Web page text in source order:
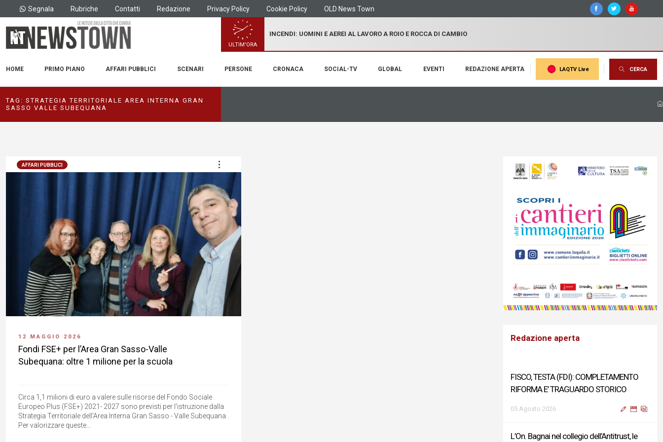
Segnala Rubriche Contatti Redazione Privacy Policy Cookie Policy OLD News Town
ULTIM'ORA
INCENDI: UOMINI E AEREI AL LAVORO A ROIO E ROCCA DI CAMBIO
HOME PRIMO PIANO AFFARI PUBBLICI SCENARI PERSONE CRONACA SOCIAL-TV GLOBAL EVENTI REDAZIONE APERTA LAQTV Live CERCA
TAG: STRATEGIA TERRITORIALE AREA INTERNA GRAN
SASSO VALLE SUBEQUANA
AFFARI PUBBLICI
12 MAGGIO 2026
Fondi FSE+ per l’Area Gran Sasso-Valle
Subequana: oltre 1 milione per la scuola
Circa 1,1 milioni di euro a valere sulle risorse del Fondo Sociale
Europeo Plus (FSE+) 2021- 2027 sono previsti per l'istruzione dalla
Strategia Territoriale dell'Area Interna Gran Sasso - Valle Subequana .
Per valorizzare queste...
Redazione aperta
FISCO, TESTA (FDI): COMPLETAMENTO
RIFORMA E’ TRAGUARDO STORICO
05 Agosto 2026
L’On. Bagnai nel collegio dell’Antitrust, le